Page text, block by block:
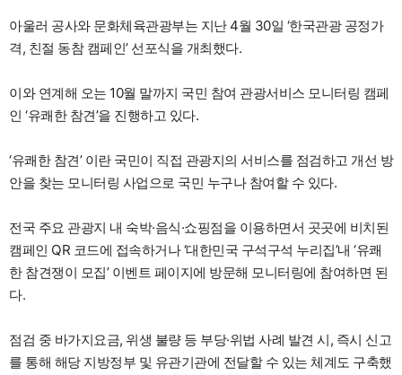
아울러 공사와 문화체육관광부는 지난 4월 30일 ‘한국관광 공정가
격, 친절 동참 캠페인’ 선포식을 개최했다.
이와 연계해 오는 10월 말까지 국민 참여 관광서비스 모니터링 캠페
인 ‘유쾌한 참견’을 진행하고 있다.
‘유쾌한 참견’ 이란 국민이 직접 관광지의 서비스를 점검하고 개선 방
안을 찾는 모니터링 사업으로 국민 누구나 참여할 수 있다.
전국 주요 관광지 내 숙박·음식·쇼핑점을 이용하면서 곳곳에 비치된
캠페인 QR 코드에 접속하거나 ‘대한민국 구석구석 누리집’내 ‘유쾌
한 참견쟁이 모집’ 이벤트 페이지에 방문해 모니터링에 참여하면 된
다.
점검 중 바가지요금, 위생 불량 등 부당·위법 사례 발견 시, 즉시 신고
를 통해 해당 지방정부 및 유관기관에 전달할 수 있는 체계도 구축했